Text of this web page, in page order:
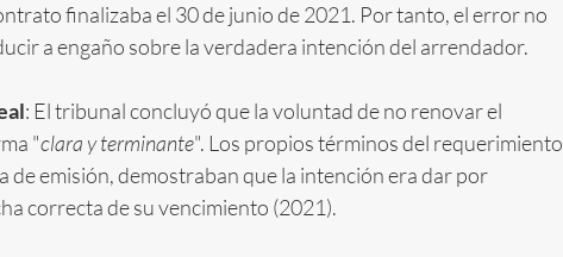
finalizaba el 30 de junio de 2021. Por tanto, el error no
a engaño sobre la verdadera intención del arrendador.
: El tribunal concluyó que la voluntad de no renovar el
"clara y terminante". Los propios términos del requerimiento
de emisión, demostraban que la intención era dar por
correcta de su vencimiento (2021).